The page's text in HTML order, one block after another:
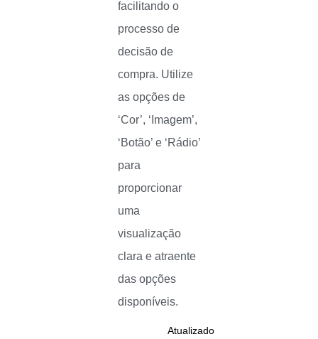
facilitando o
processo de
decisão de
compra. Utilize
as opções de
‘Cor’, ‘Imagem’,
‘Botão’ e ‘Rádio’
para
proporcionar
uma
visualização
clara e atraente
das opções
disponíveis.
Atualizado